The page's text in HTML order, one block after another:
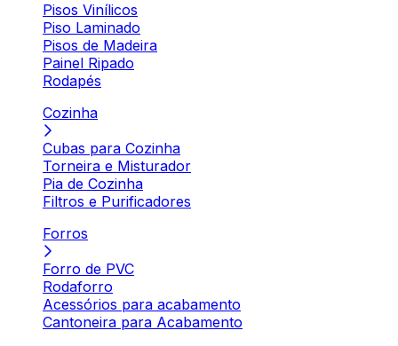
Pisos Vinílicos
Piso Laminado
Pisos de Madeira
Painel Ripado
Rodapés
Cozinha
Cubas para Cozinha
Torneira e Misturador
Pia de Cozinha
Filtros e Purificadores
Forros
Forro de PVC
Rodaforro
Acessórios para acabamento
Cantoneira para Acabamento